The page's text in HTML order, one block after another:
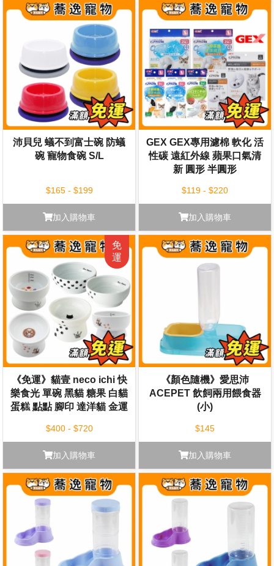
沛貝兒 蟻不到富士碗 防蟻
碗 寵物食碗 S/L
$165 - $199
加入購物車
GEX GEX專用濾棉 軟化 活
性碳 遠紅外線 蘋果口氣清
新 圓形 半圓形
$119 - $220
加入購物車
《免運》貓壹 neco ichi 快
樂食光 單碗 黑貓 糖果 白貓
蛋糕 點點 腳印 達洋貓 金運
$400 - $720
加入購物車
《顏色隨機》愛思沛
ACEPET 飲飼兩用餵食器
(小)
$145
加入購物車